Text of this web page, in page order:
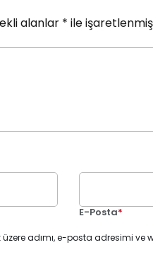
alanlar * ile
E-Posta*
adımı, e-posta adresimi ve